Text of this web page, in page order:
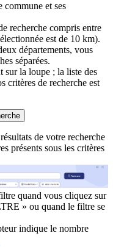
commune et ses
recherche compris entre
est de 10 km).
départements, vous
séparées.
sur la loupe ; la liste des
critères de recherche est
de votre recherche
présents sous les critères
quand vous cliquez sur
» ou quand le filtre se
indique le nombre